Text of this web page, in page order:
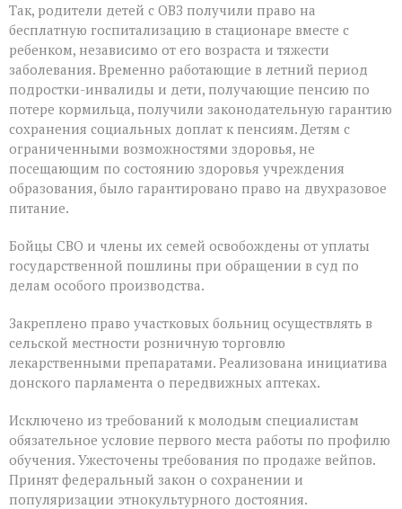
Так, родители детей с ОВЗ получили право на
бесплатную госпитализацию в стационаре вместе с
ребенком, независимо от его возраста и тяжести
заболевания. Временно работающие в летний период
подростки-инвалиды и дети, получающие пенсию по
потере кормильца, получили законодательную гарантию
сохранения социальных доплат к пенсиям. Детям с
ограниченными возможностями здоровья, не
посещающим по состоянию здоровья учреждения
образования, было гарантировано право на двухразовое
питание.
Бойцы СВО и члены их семей освобождены от уплаты
государственной пошлины при обращении в суд по
делам особого производства.
Закреплено право участковых больниц осуществлять в
сельской местности розничную торговлю
лекарственными препаратами. Реализована инициатива
донского парламента о передвижных аптеках.
Исключено из требований к молодым специалистам
обязательное условие первого места работы по профилю
обучения. Ужесточены требования по продаже вейпов.
Принят федеральный закон о сохранении и
популяризации этнокультурного достояния.